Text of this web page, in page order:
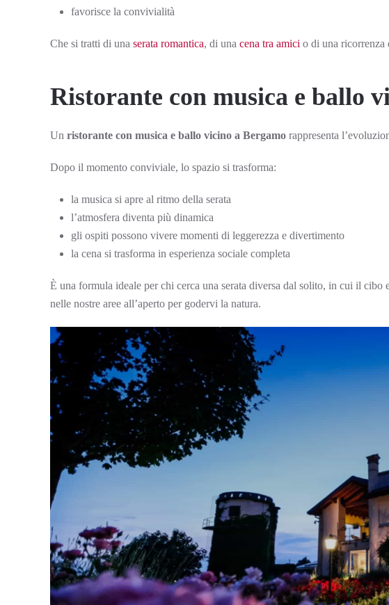
favorisce la convivialità
Che si tratti di una serata romantica, di una cena tra amici o di una ricorrenza
Ristorante con musica e ballo
Un ristorante con musica e ballo vicino a Bergamo rappresenta
Dopo il momento conviviale, lo spazio si trasforma:
la musica si apre al ritmo della serata
l’atmosfera diventa più dinamica
gli ospiti possono vivere momenti di leggerezza e divertimento
la cena si trasforma in esperienza sociale completa
È una formula ideale per chi cerca una serata diversa dal solito, in cui il
nelle nostre aree all’aperto per godervi la natura.